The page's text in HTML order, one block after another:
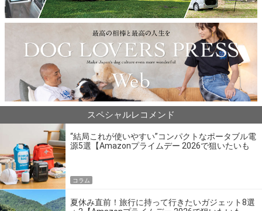
スペシャルレコメンド
“結局これが使いやすい”コンパクトなポータブル電
源5選【Amazonプライムデー 2026で狙いたいも
コラム
夏休み直前！旅行に持って行きたいガジェット8選